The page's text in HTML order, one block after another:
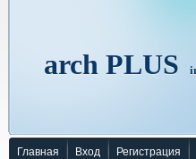
arch PLUS
Главная Вход Регистрация